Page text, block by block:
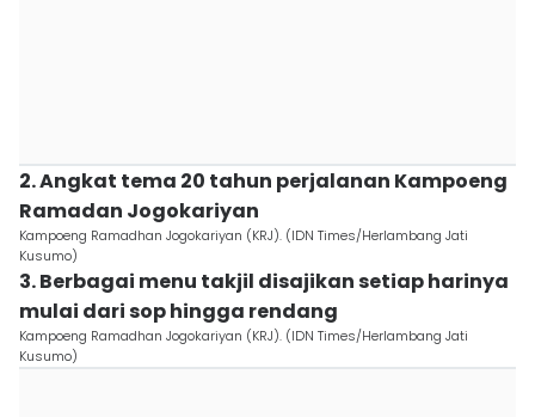
2. Angkat tema 20 tahun perjalanan Kampoeng
Ramadan Jogokariyan
Kampoeng Ramadhan Jogokariyan (KRJ). (IDN Times/Herlambang Jati
Kusumo)
3. Berbagai menu takjil disajikan setiap harinya
mulai dari sop hingga rendang
Kampoeng Ramadhan Jogokariyan (KRJ). (IDN Times/Herlambang Jati
Kusumo)